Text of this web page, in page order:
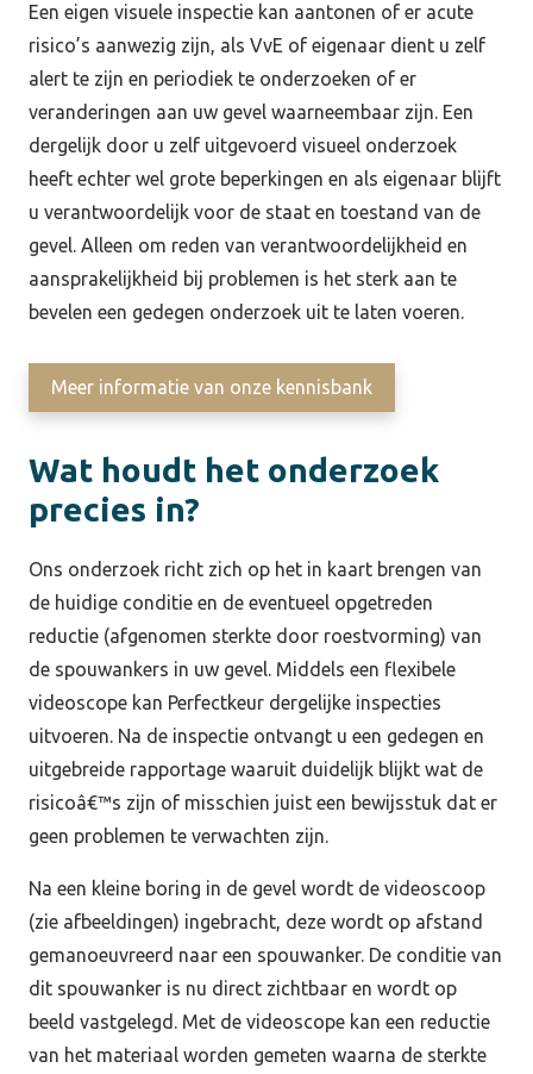
Een eigen visuele inspectie kan aantonen of er acute
risico’s aanwezig zijn, als VvE of eigenaar dient u zelf
alert te zijn en periodiek te onderzoeken of er
veranderingen aan uw gevel waarneembaar zijn. Een
dergelijk door u zelf uitgevoerd visueel onderzoek
heeft echter wel grote beperkingen en als eigenaar blijft
u verantwoordelijk voor de staat en toestand van de
gevel. Alleen om reden van verantwoordelijkheid en
aansprakelijkheid bij problemen is het sterk aan te
bevelen een gedegen onderzoek uit te laten voeren.
Meer informatie van onze kennisbank
Wat houdt het onderzoek
precies in?
Ons onderzoek richt zich op het in kaart brengen van
de huidige conditie en de eventueel opgetreden
reductie (afgenomen sterkte door roestvorming) van
de spouwankers in uw gevel. Middels een flexibele
videoscope kan Perfectkeur dergelijke inspecties
uitvoeren. Na de inspectie ontvangt u een gedegen en
uitgebreide rapportage waaruit duidelijk blijkt wat de
risicoâ€™s zijn of misschien juist een bewijsstuk dat er
geen problemen te verwachten zijn.
Na een kleine boring in de gevel wordt de videoscoop
(zie afbeeldingen) ingebracht, deze wordt op afstand
gemanoeuvreerd naar een spouwanker. De conditie van
dit spouwanker is nu direct zichtbaar en wordt op
beeld vastgelegd. Met de videoscope kan een reductie
van het materiaal worden gemeten waarna de sterkte